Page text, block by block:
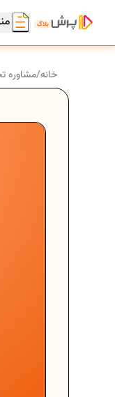
خانه/مشاوره